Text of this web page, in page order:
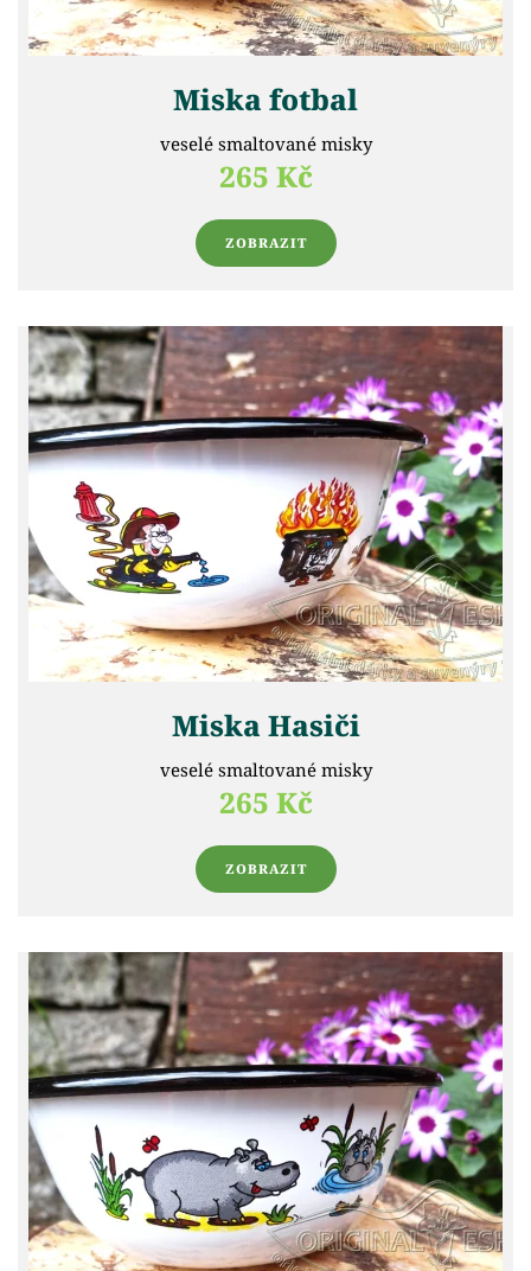
Miska fotbal
veselé smaltované misky
265 Kč
ZOBRAZIT
Miska Hasiči
veselé smaltované misky
265 Kč
ZOBRAZIT